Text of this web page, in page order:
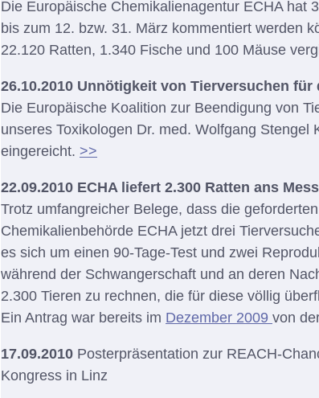
Die Europäische Chemikalienagentur ECHA hat
bis zum 12. bzw. 31. März kommentiert werden
22.120 Ratten, 1.340 Fische und 100 Mäuse
26.10.2010 Unnötigkeit von Tierversuchen
Die Europäische Koalition zur Beendigung von
unseres Toxikologen Dr. med. Wolfgang
eingereicht. >>
22.09.2010 ECHA liefert 2.300 Ratten ans
Trotz umfangreicher Belege, dass die
Chemikalienbehörde ECHA jetzt drei
es sich um einen 90-Tage-Test und zwei
während der Schwangerschaft und an deren
2.300 Tieren zu rechnen, die für diese völlig
Ein Antrag war bereits im Dezember 2009 von
17.09.2010 Posterpräsentation zur REACH-
Kongress in Linz